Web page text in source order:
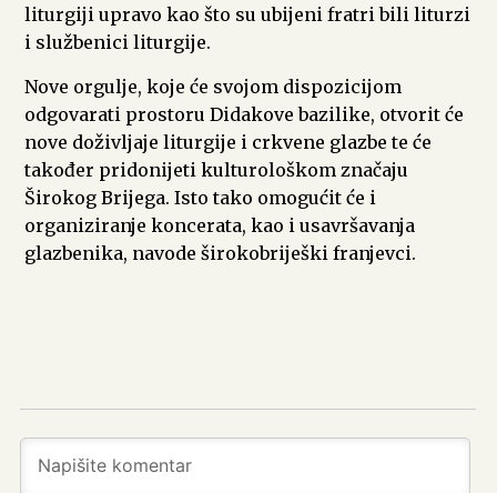
liturgiji upravo kao što su ubijeni fratri bili liturzi
i službenici liturgije.
Nove orgulje, koje će svojom dispozicijom
odgovarati prostoru Didakove bazilike, otvorit će
nove doživljaje liturgije i crkvene glazbe te će
također pridonijeti kulturološkom značaju
Širokog Brijega. Isto tako omogućit će i
organiziranje koncerata, kao i usavršavanja
glazbenika, navode širokobriješki franjevci.